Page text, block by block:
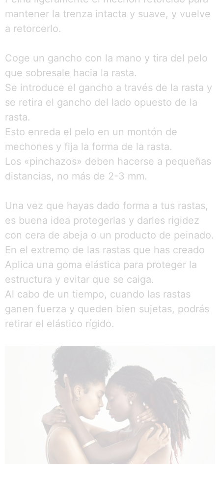
mantener la trenza intacta y suave, y vuelve
a retorcerlo.
Coge un gancho con la mano y tira del pelo
que sobresale hacia la rasta.
Se introduce el gancho a través de la rasta y
se retira el gancho del lado opuesto de la
rasta.
Esto enreda el pelo en un montón de
mechones y fija la forma de la rasta.
Los «pinchazos» deben hacerse a pequeñas
distancias, no más de 2-3 mm.
Una vez que hayas dado forma a tus rastas,
es buena idea protegerlas y darles rigidez
con cera de abeja o un producto de peinado.
En el extremo de las rastas que has creado
Aplica una goma elástica para proteger la
estructura y evitar que se caiga.
Al cabo de un tiempo, cuando las rastas
ganen fuerza y queden bien sujetas, podrás
retirar el elástico rígido.